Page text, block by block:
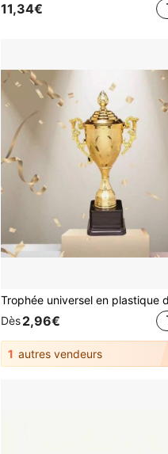
11,34€
Dès2,96€
1 autres vendeurs